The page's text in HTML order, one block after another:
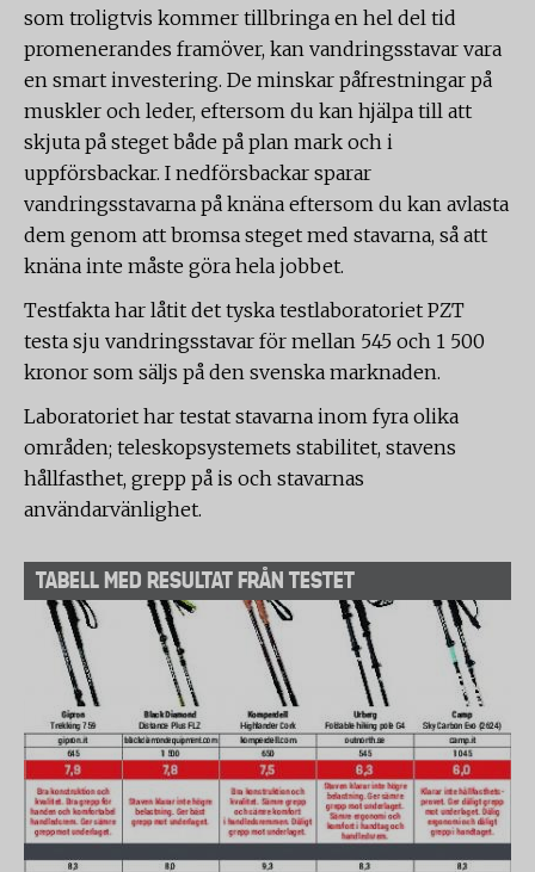
som troligtvis kommer tillbringa en hel del tid
promenerandes framöver, kan vandringsstavar vara
en smart investering. De minskar påfrestningar på
muskler och leder, eftersom du kan hjälpa till att
skjuta på steget både på plan mark och i
uppförsbackar. I nedförsbackar sparar
vandringsstavarna på knäna eftersom du kan avlasta
dem genom att bromsa steget med stavarna, så att
knäna inte måste göra hela jobbet.
Testfakta har låtit det tyska testlaboratoriet PZT
testa sju vandringsstavar för mellan 545 och 1 500
kronor som säljs på den svenska marknaden.
Laboratoriet har testat stavarna inom fyra olika
områden; teleskopsystemets stabilitet, stavens
hållfasthet, grepp på is och stavarnas
användarvänlighet.
TABELL MED RESULTAT FRÅN TESTET